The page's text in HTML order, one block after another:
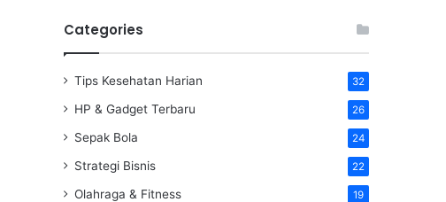
Categories
Tips Kesehatan Harian 32
HP & Gadget Terbaru 26
Sepak Bola 24
Strategi Bisnis 22
Olahraga & Fitness 19